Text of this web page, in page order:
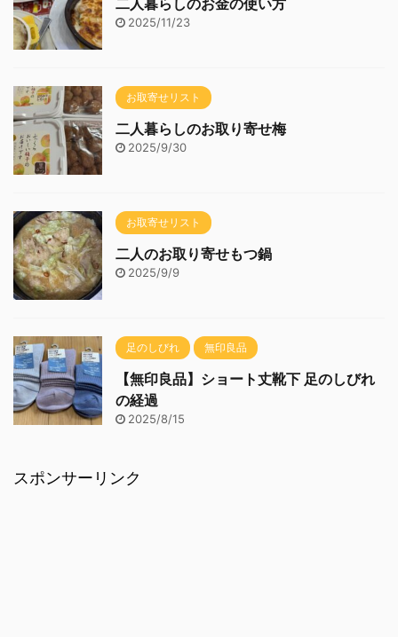
2025/11/23
お取寄せリスト
二人暮らしのお取り寄せ梅
2025/9/30
お取寄せリスト
二人のお取り寄せもつ鍋
2025/9/9
足のしびれ 無印良品
【無印良品】ショート丈靴下 足のしびれ
の経過
2025/8/15
スポンサーリンク